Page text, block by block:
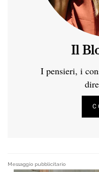
Il
I pensieri, i
Messaggio pubblicitario